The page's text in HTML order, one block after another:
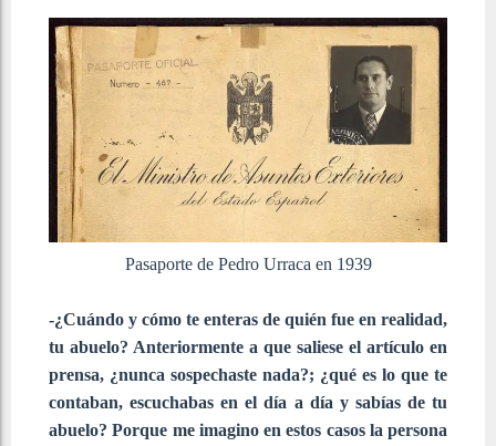
Pasaporte de Pedro Urraca en 1939
-¿Cuándo y cómo te enteras de quién fue en realidad,
tu abuelo? Anteriormente a que saliese el artículo en
prensa, ¿nunca sospechaste nada?; ¿qué es lo que te
contaban, escuchabas en el día a día y sabías de tu
abuelo? Porque me imagino en estos casos la persona